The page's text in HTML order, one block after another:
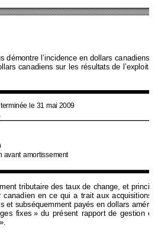
démontre l’incidence en dollars canadiens
canadiens sur les résultats de l’exp
le 31 mai 2009
avant amortissement
tributaire des taux de change, et prin
canadien en ce qui a trait aux acquisitions
et subséquemment payés en dollars
fixes » du présent rapport de gestion